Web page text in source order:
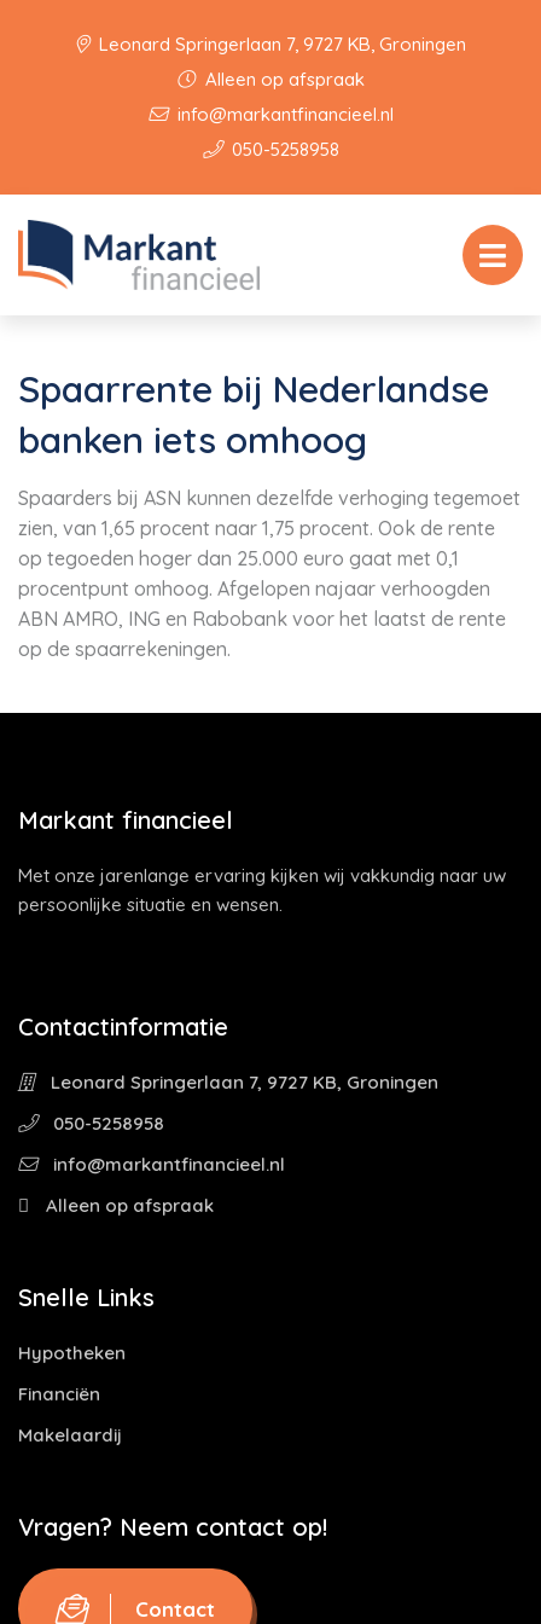
Leonard Springerlaan 7, 9727 KB, Groningen
Alleen op afspraak
info@markantfinancieel.nl
050-5258958
Spaarrente bij Nederlandse
banken iets omhoog
Spaarders bij ASN kunnen dezelfde verhoging tegemoet
zien, van 1,65 procent naar 1,75 procent. Ook de rente
op tegoeden hoger dan 25.000 euro gaat met 0,1
procentpunt omhoog. Afgelopen najaar verhoogden
ABN AMRO, ING en Rabobank voor het laatst de rente
op de spaarrekeningen.
Markant financieel
Met onze jarenlange ervaring kijken wij vakkundig naar uw
persoonlijke situatie en wensen.
Contactinformatie
Leonard Springerlaan 7, 9727 KB, Groningen
050-5258958
info@markantfinancieel.nl
Alleen op afspraak
Snelle Links
Hypotheken
Financiën
Makelaardij
Vragen? Neem contact op!
Contact